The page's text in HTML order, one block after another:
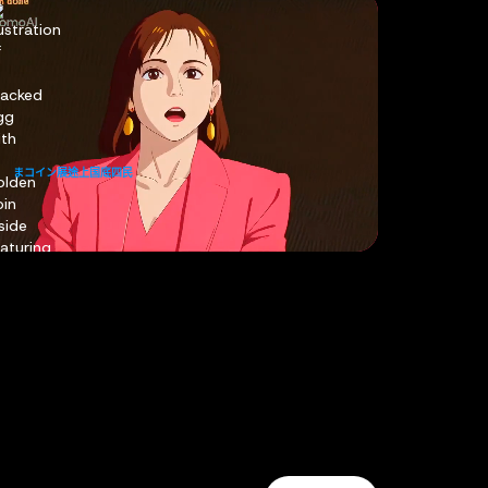
まコイン展途上国底四民